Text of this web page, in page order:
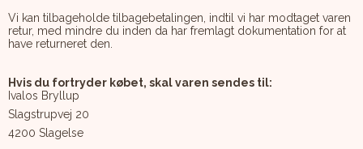
Vi kan tilbageholde tilbagebetalingen, indtil vi har modtaget varen
retur, med mindre du inden da har fremlagt dokumentation for at
have returneret den.
Hvis du fortryder købet, skal varen sendes til:
Ivalos Bryllup
Slagstrupvej 20
4200 Slagelse